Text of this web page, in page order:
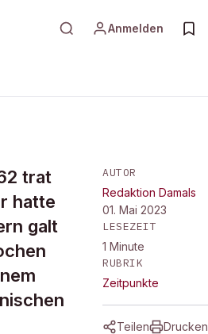
Anmelden
trat
hatte
galt
AUTOR
Redaktion Damals
01. Mai 2023
LESEZEIT
1 Minute
RUBRIK
Zeitpunkte
Teilen Drucken